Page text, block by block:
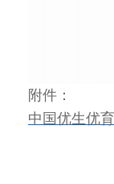
附件：
中国优生优